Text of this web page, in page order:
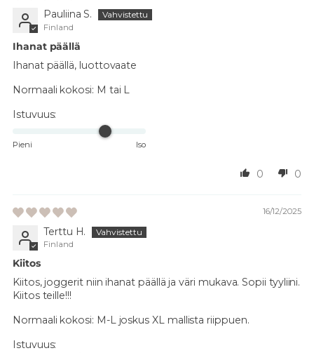
Pauliina S.
Finland
Ihanat päällä
Ihanat päällä, luottovaate
Normaali kokosi: M tai L
Istuvuus:
Pieni Iso
0 0
16/12/2025
Terttu H.
Finland
Kiitos
Kiitos, joggerit niin ihanat päällä ja väri mukava. Sopii tyyliini.
Kiitos teille!!!
Normaali kokosi: M-L joskus XL mallista riippuen.
Istuvuus: